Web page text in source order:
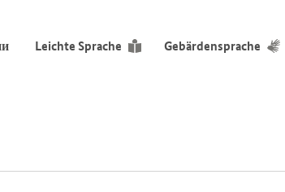
Leichte Sprache Gebärdensprache